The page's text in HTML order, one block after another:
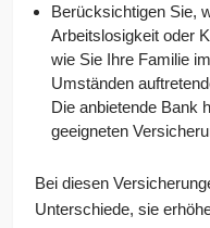
Berücksichtigen Sie,
Arbeitslosigkeit oder
wie Sie Ihre Familie
Umständen
Die anbietende Bank
geeigneten
Bei diesen
Unterschiede, sie